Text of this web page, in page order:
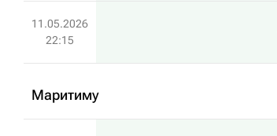
11.05.2026
22:15
Маритиму